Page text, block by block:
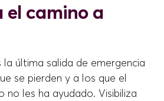
el camino a
la última salida de emergencia
se pierden y a los que el
les ha ayudado. Visibiliza